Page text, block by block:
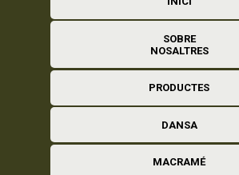
SOBRE
NOSALTRES
PRODUCTES
DANSA
MACRAMÉ